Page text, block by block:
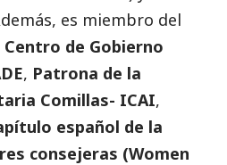
es miembro del
de Gobierno
, Patrona de la
Comillas- ICAI,
español de la
consejeras (Women